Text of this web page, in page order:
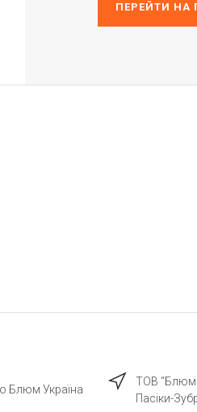
ПЕРЕЙТИ НА
Блюм Україна
ТОВ “Блюм
Пасіки-